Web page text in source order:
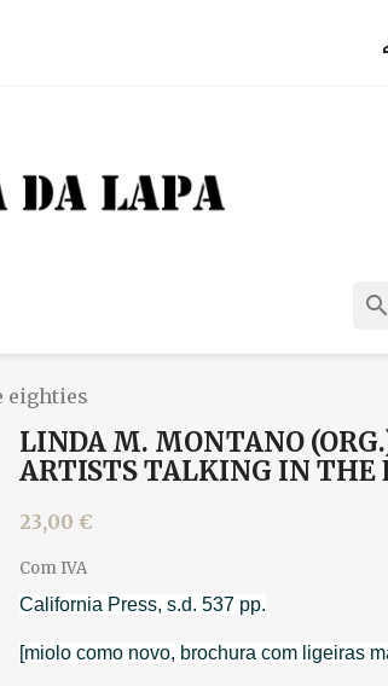
search
eighties
LINDA M. MONTANO
ARTISTS TALKING IN THE
23,00 €
Com IVA
California Press, s.d. 537 pp.
[miolo como novo, brochura com ligeiras